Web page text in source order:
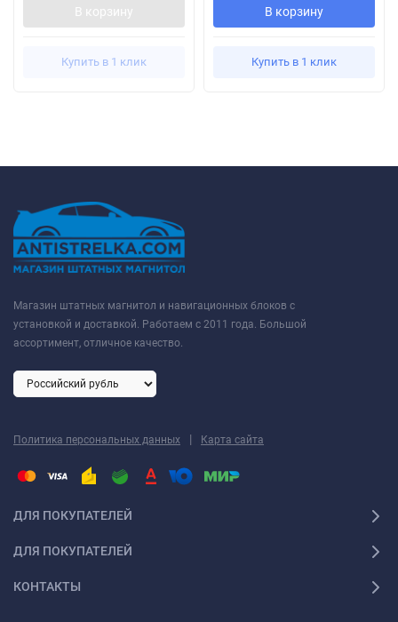
В корзину
Купить в 1 клик
В корзину
Купить в 1 клик
Магазин штатных магнитол и навигационных блоков с
установкой и доставкой. Работаем с 2011 года. Большой
ассортимент, отличное качество.
Политика персональных данных | Карта сайта
ДЛЯ ПОКУПАТЕЛЕЙ
ДЛЯ ПОКУПАТЕЛЕЙ
КОНТАКТЫ